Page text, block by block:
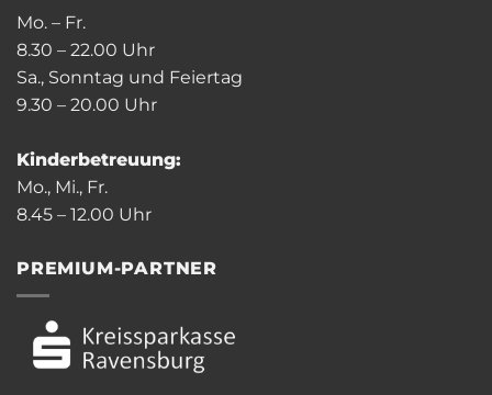
Mo. – Fr.
8.30 – 22.00 Uhr
Sa., Sonntag und Feiertag
9.30 – 20.00 Uhr
Kinderbetreuung:
Mo., Mi., Fr.
8.45 – 12.00 Uhr
PREMIUM-PARTNER